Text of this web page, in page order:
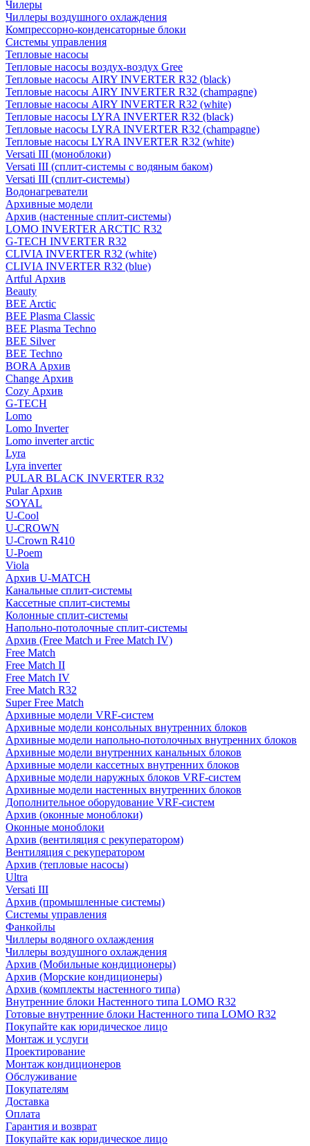
Чилеры
Чиллеры воздушного охлаждения
Компрессорно-конденсаторные блоки
Системы управления
Тепловые насосы
Тепловые насосы воздух-воздух Gree
Тепловые насосы AIRY INVERTER R32 (black)
Тепловые насосы AIRY INVERTER R32 (champagne)
Тепловые насосы AIRY INVERTER R32 (white)
Тепловые насосы LYRA INVERTER R32 (black)
Тепловые насосы LYRA INVERTER R32 (champagne)
Тепловые насосы LYRA INVERTER R32 (white)
Versati III (моноблоки)
Versati III (сплит-системы с водяным баком)
Versati III (сплит-системы)
Водонагреватели
Архивные модели
Архив (настенные сплит-системы)
LOMO INVERTER ARCTIC R32
G-TECH INVERTER R32
CLIVIA INVERTER R32 (white)
CLIVIA INVERTER R32 (blue)
Artful Архив
Beauty
BEE Arctic
BEE Plasma Classic
BEE Plasma Techno
BEE Silver
BEE Techno
BORA Архив
Change Архив
Cozy Архив
G-TECH
Lomo
Lomo Inverter
Lomo inverter arctic
Lyra
Lyra inverter
PULAR BLACK INVERTER R32
Pular Архив
SOYAL
U-Cool
U-CROWN
U-Crown R410
U-Poem
Viola
Архив U-MATCH
Канальные сплит-системы
Кассетные сплит-системы
Колонные сплит-системы
Напольно-потолочные сплит-системы
Архив (Free Match и Free Match IV)
Free Match
Free Match II
Free Match IV
Free Match R32
Super Free Match
Архивные модели VRF-систем
Архивные модели консольных внутренних блоков
Архивные модели напольно-потолочных внутренних блоков
Архивные модели внутренних канальных блоков
Архивные модели кассетных внутренних блоков
Архивные модели наружных блоков VRF-систем
Архивные модели настенных внутренних блоков
Дополнительное оборудование VRF-систем
Архив (оконные моноблоки)
Оконные моноблоки
Архив (вентиляция с рекуператором)
Вентиляция с рекуператором
Архив (тепловые насосы)
Ultra
Versati III
Архив (промышленные системы)
Системы управления
Фанкойлы
Чиллеры водяного охлаждения
Чиллеры воздушного охлаждения
Архив (Мобильные кондиционеры)
Архив (Морские кондиционеры)
Архив (комплекты настенного типа)
Внутренние блоки Настенного типа LOMO R32
Готовые внутренние блоки Настенного типа LOMO R32
Покупайте как юридическое лицо
Монтаж и услуги
Проектирование
Монтаж кондиционеров
Обслуживание
Покупателям
Доставка
Оплата
Гарантия и возврат
Покупайте как юридическое лицо